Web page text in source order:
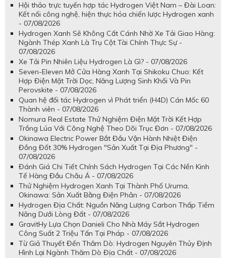
Hội thảo trực tuyến hợp tác Hydrogen Việt Nam – Đài Loan:
Kết nối công nghệ, hiện thực hóa chiến lược Hydrogen xanh
- 07/08/2026
Hydrogen Xanh Sẽ Không Cất Cánh Nhờ Xe Tải Giao Hàng:
Ngành Thép Xanh Là Trụ Cột Tài Chính Thực Sự -
07/08/2026
Xe Tải Pin Nhiên Liệu Hydrogen Là Gì? - 07/08/2026
Seven-Eleven Mở Cửa Hàng Xanh Tại Shikoku Chuo: Kết
Hợp Điện Mặt Trời Dọc, Năng Lượng Sinh Khối Và Pin
Perovskite - 07/08/2026
Quan hệ đối tác Hydrogen vì Phát triển (H4D) Cán Mốc 60
Thành viên - 07/08/2026
Nomura Real Estate Thử Nghiệm Điện Mặt Trời Kết Hợp
Trồng Lúa Với Công Nghệ Theo Dõi Trục Đơn - 07/08/2026
Okinawa Electric Power Bắt Đầu Vận Hành Nhiệt Điện
Đồng Đốt 30% Hydrogen "Sản Xuất Tại Địa Phương" -
07/08/2026
Đánh Giá Chi Tiết Chính Sách Hydrogen Tại Các Nền Kinh
Tế Hàng Đầu Châu Á - 07/08/2026
Thử Nghiệm Hydrogen Xanh Tại Thành Phố Uruma,
Okinawa: Sản Xuất Bằng Điện Phân - 07/08/2026
Hydrogen Địa Chất: Nguồn Năng Lượng Carbon Thấp Tiềm
Năng Dưới Lòng Đất - 07/08/2026
GravitHy Lựa Chọn Danieli Cho Nhà Máy Sắt Hydrogen
Công Suất 2 Triệu Tấn Tại Pháp - 07/08/2026
Từ Giả Thuyết Đến Thăm Dò: Hydrogen Nguyên Thủy Định
Hình Lại Ngành Thăm Dò Địa Chất - 07/08/2026